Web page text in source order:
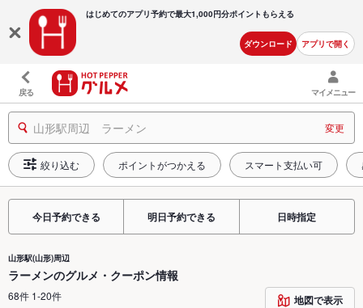
はじめてのアプリ予約で最大1,000円分ポイントもらえる
ダウンロード アプリで開く
戻る マイメニュー
山形駅周辺 ラーメン 変更
絞り込む ポイントがつかえる スマート支払い可
今日予約できる 明日予約できる 日時指定
山形駅(山形)周辺
ラーメンのグルメ・クーポン情報
68件 1-20件 地図で表示